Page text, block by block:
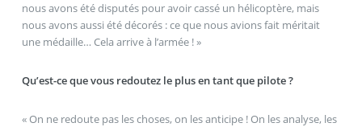
nous avons été disputés pour avoir cassé un hélicoptère, mais
nous avons aussi été décorés : ce que nous avions fait méritait
une médaille… Cela arrive à l’armée ! »
Qu’est-ce que vous redoutez le plus en tant que pilote ?
« On ne redoute pas les choses, on les anticipe ! On les analyse, les